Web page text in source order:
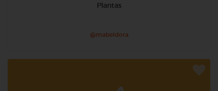
Plantas
@mabeldora